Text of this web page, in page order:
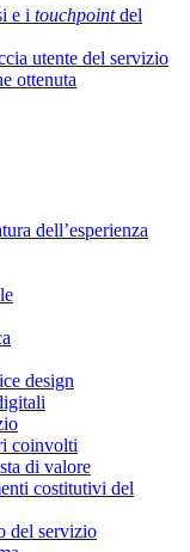
e i touchpointdel
utente del servizio
ottenuta
dell’esperienza
design
coinvolti
di valore
costitutivi del
del servizio